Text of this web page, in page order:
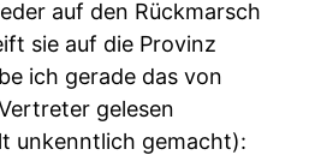
auf den Rückmarsch
sie auf die Provinz
ich gerade das von
gelesen
unkenntlich gemacht):